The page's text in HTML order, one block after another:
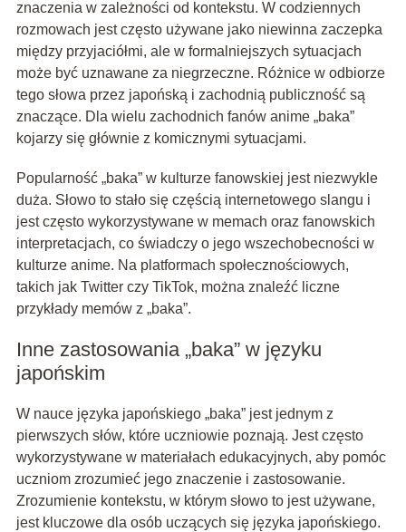
znaczenia w zależności od kontekstu. W codziennych
rozmowach jest często używane jako niewinna zaczepka
między przyjaciółmi, ale w formalniejszych sytuacjach
może być uznawane za niegrzeczne. Różnice w odbiorze
tego słowa przez japońską i zachodnią publiczność są
znaczące. Dla wielu zachodnich fanów anime „baka”
kojarzy się głównie z komicznymi sytuacjami.
Popularność „baka” w kulturze fanowskiej jest niezwykle
duża. Słowo to stało się częścią internetowego slangu i
jest często wykorzystywane w memach oraz fanowskich
interpretacjach, co świadczy o jego wszechobecności w
kulturze anime. Na platformach społecznościowych,
takich jak Twitter czy TikTok, można znaleźć liczne
przykłady memów z „baka”.
Inne zastosowania „baka” w języku
japońskim
W nauce języka japońskiego „baka” jest jednym z
pierwszych słów, które uczniowie poznają. Jest często
wykorzystywane w materiałach edukacyjnych, aby pomóc
uczniom zrozumieć jego znaczenie i zastosowanie.
Zrozumienie kontekstu, w którym słowo to jest używane,
jest kluczowe dla osób uczących się języka japońskiego.